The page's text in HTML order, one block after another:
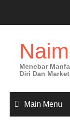
Menebar
Diri Dan
Main Menu